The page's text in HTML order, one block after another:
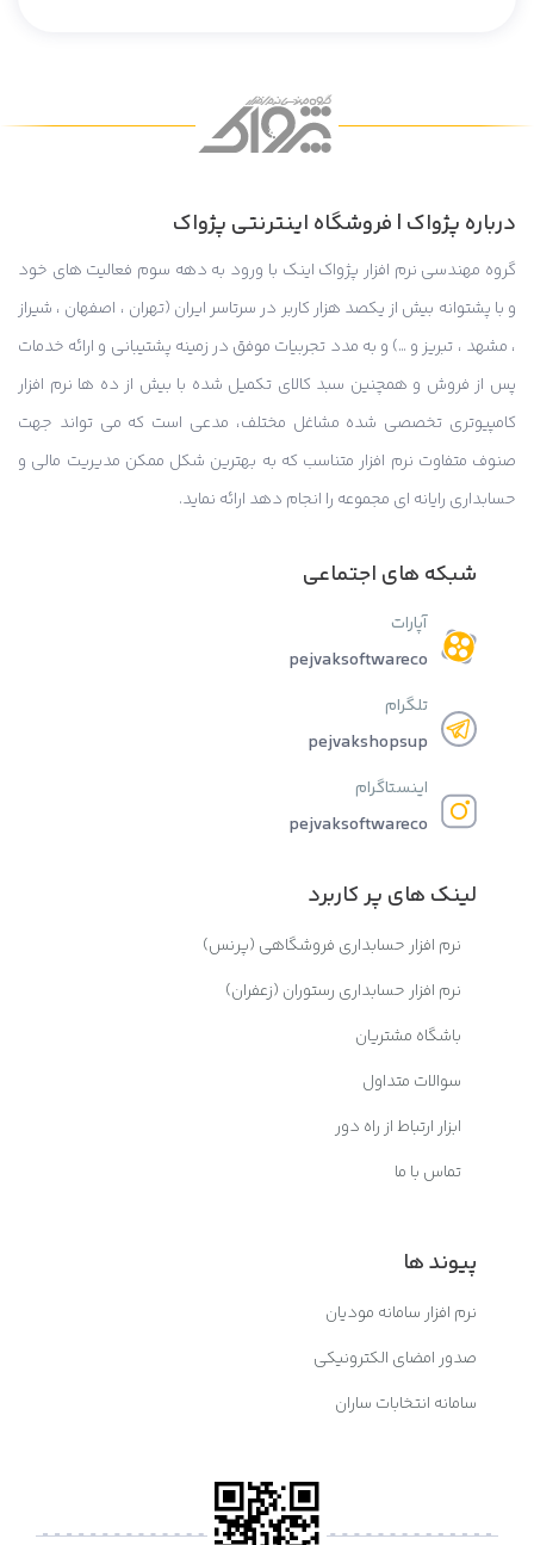
درباره پژواک | فروشگاه اینترنتی پژواک
گروه مهندسی نرم افزار پژواک اینک با ورود به دهه سوم فعالیت های خود
و با پشتوانه بیش از یکصد هزار کاربر در سرتاسر ایران (تهران ، اصفهان ، شیراز
، مشهد ، تبریز و …) و به مدد تجربیات موفق در زمینه پشتیبانی و ارائه خدمات
پس از فروش و همچنین سبد کالای تکمیل شده با بیش از ده ها نرم افزار
کامپیوتری تخصصی شده مشاغل مختلف، مدعی است که می تواند جهت
صنوف متفاوت نرم افزار متناسب که به بهترین شکل ممکن مدیریت مالی و
حسابداری رایانه ای مجموعه را انجام دهد ارائه نماید.
شبکه های اجتماعی
آپارات
pejvaksoftwareco
تلگرام
pejvakshopsup
اینستاگرام
pejvaksoftwareco
لینک های پر کاربرد
نرم افزار حسابداری فروشگاهی (پرنس)
نرم افزار حسابداری رستوران (زعفران)
باشگاه مشتریان
سوالات متداول
ابزار ارتباط از راه دور
تماس با ما
پیوند ها
نرم افزار سامانه مودیان
صدور امضای الکترونیکی
سامانه انتخابات ساران